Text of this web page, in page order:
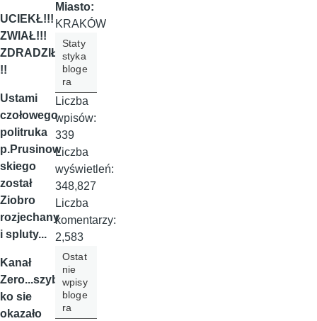
UCIEKŁ!!!
ZWIAŁ!!!
ZDRADZIŁ!
!!
Ustami
czołowego
politruka
p.Prusinow
skiego
został
Ziobro
rozjechany
i spluty...
Kanał
Zero...szyb
ko sie
okazało
Miasto:
KRAKÓW
Staty
styka
bloge
ra
Liczba
wpisów:
339
Liczba
wyświetleń:
348,827
Liczba
komentarzy:
2,583
Ostat
nie
wpisy
bloge
ra